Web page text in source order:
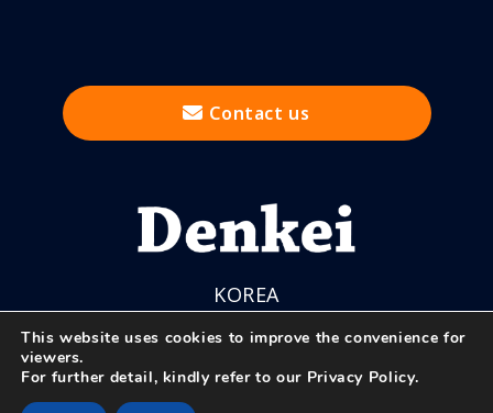
가스 분석기
기타 과학 기기 / 분석 장비
초음파 영상 장비
기타 비파괴 검사 장비
이미지 검사 / 처리 장비
기타 영상 측정 / 표면 관찰
Contact us
KOREA
© Nihon Denkei Co., Ltd.
This website uses cookies to improve the convenience for
viewers.
For further detail, kindly refer to our Privacy Policy.